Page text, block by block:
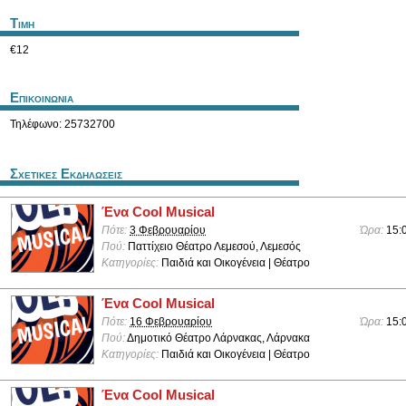
Τιμη
€12
Επικοινωνια
Τηλέφωνο: 25732700
Σχετικες Εκδηλωσεις
Ένα Cool Musical
Πότε: 3 Φεβρουαρίου Ώρα:
Πού: Παττίχειο Θέατρο Λεμεσού, Λεμεσός
Κατηγορίες: Παιδιά και Οικογένεια | Θέατρο
Ένα Cool Musical
Πότε: 16 Φεβρουαρίου Ώρα:
Πού:Δημοτικό Θέατρο Λάρνακας, Λάρνακα
Κατηγορίες: Παιδιά και Οικογένεια | Θέατρο
Ένα Cool Musical